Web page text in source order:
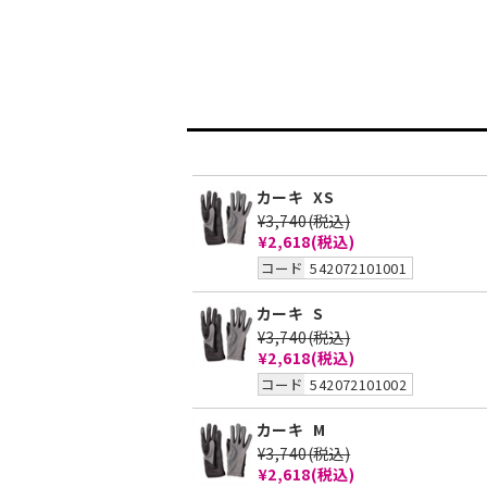
カーキ XS
¥3,740(税込)
¥2,618(税込)
コード 542072101001
カーキ S
¥3,740(税込)
¥2,618(税込)
コード 542072101002
カーキ M
¥3,740(税込)
¥2,618(税込)